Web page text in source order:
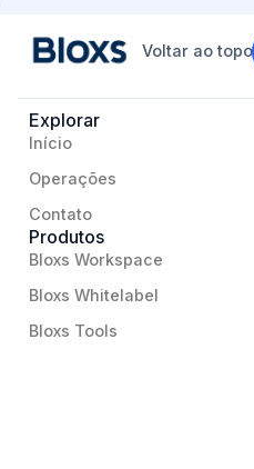
Voltar ao topo
Explorar
Início
Operações
Contato
Produtos
Bloxs Workspace
Bloxs Whitelabel
Bloxs Tools